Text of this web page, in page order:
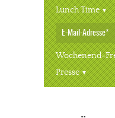
« ALLE
Lunch Time
Wochenend-
Presse